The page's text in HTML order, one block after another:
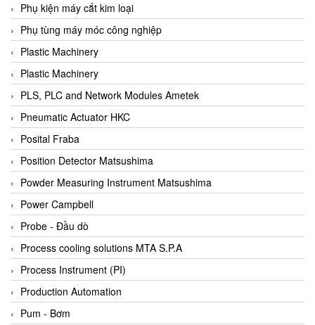
Bentone Vietnam
Bernstein Vietnam
Berthold
Bestech
Bestech
BETA
Bifold
Bihl+wiedemann
Bihl+wiedemann
Bilz
Binder Connector
Biotech
BirdX Vietnam
BK Vibro
Black Box
Phụ kiện máy cắt kim loại
Phụ tùng máy móc công nghiệp
Plastic Machinery
Plastic Machinery
PLS, PLC and Network Modules Ametek
Pneumatic Actuator HKC
Posital Fraba
Position Detector Matsushima
Powder Measuring Instrument Matsushima
Power Campbell
Probe - Đầu dò
Process cooling solutions MTA S.P.A
Process Instrument (PI)
Production Automation
Pum - Bơm